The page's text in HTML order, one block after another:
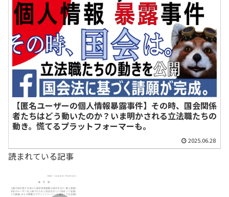
【匿名ユーザーの個人情報暴露事件】その時、国会関係
者たちはどう動いたのか？いま明かされる立法職たちの
動き。慌てるプラットフォーマーも。
2025.06.28
読まれている記事